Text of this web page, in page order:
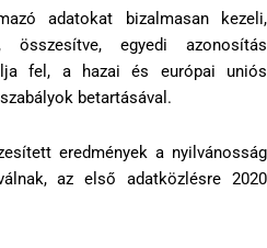
adatokat bizalmasan kezeli,
összesítve, egyedi azonosítás
fel, a hazai és európai uniós
betartásával.
eredmények a nyilvánosság
az első adatközlésre 2020